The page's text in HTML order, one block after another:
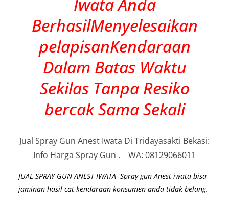
BerhasilMenyelesaikan
pelapisanKendaraan
Dalam Batas Waktu
Sekilas Tanpa Resiko
bercak Sama Sekali
Jual Spray Gun Anest Iwata Di Tridayasakti Bekasi:
Info Harga Spray Gun . WA: 08129066011
JUAL SPRAY GUN ANEST IWATA- Spray gun Anest iwata bisa
jaminan hasil cat kendaraan konsumen anda tidak belang.